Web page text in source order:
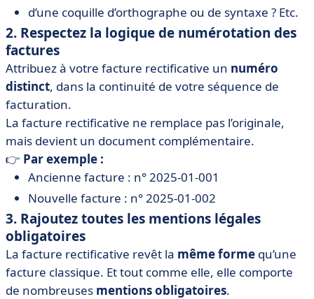
d’une coquille d’orthographe ou de syntaxe ? Etc.
2. Respectez la logique de numérotation des
factures
Attribuez à votre facture rectificative un numéro
distinct, dans la continuité de votre séquence de
facturation.
La facture rectificative ne remplace pas l’originale,
mais devient un document complémentaire.
👉 Par exemple :
Ancienne facture : n° 2025-01-001
Nouvelle facture : n° 2025-01-002
3. Rajoutez toutes les mentions légales
obligatoires
La facture rectificative revêt la même forme qu’une
facture classique. Et tout comme elle, elle comporte
de nombreuses mentions obligatoires.